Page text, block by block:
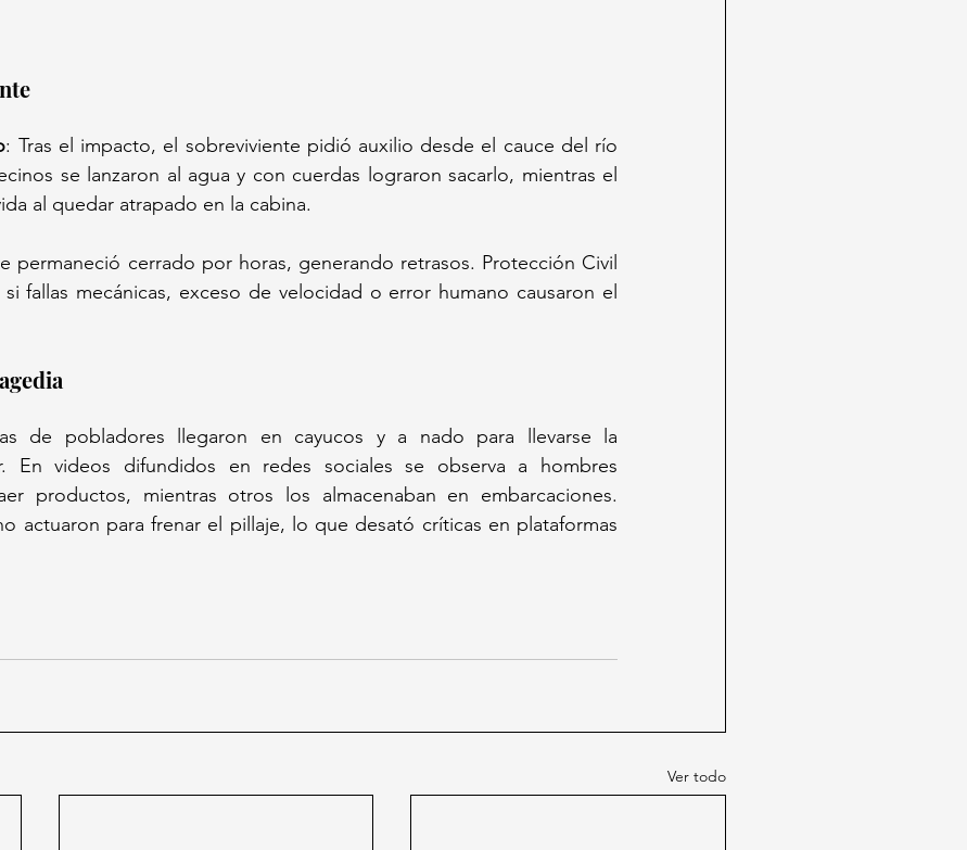
: Tras el impacto, el sobreviviente pidió auxilio desde el cauce del río
se lanzaron al agua y con cuerdas lograron sacarlo, mientras el
al quedar atrapado en la cabina.
permaneció cerrado por horas, generando retrasos. Protección Civil
fallas mecánicas, exceso de velocidad o error humano causaron el
de pobladores llegaron en cayucos y a nado para llevarse la
En videos difundidos en redes sociales se observa a hombres
productos, mientras otros los almacenaban en embarcaciones.
actuaron para frenar el pillaje, lo que desató críticas en plataformas
Ver todo